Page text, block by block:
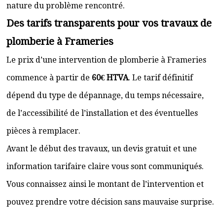
nature du problème rencontré.
Des tarifs transparents pour vos travaux de
plomberie à Frameries
Le prix d’une intervention de plomberie à Frameries
commence à partir de 60€ HTVA. Le tarif définitif
dépend du type de dépannage, du temps nécessaire,
de l’accessibilité de l’installation et des éventuelles
pièces à remplacer.
Avant le début des travaux, un devis gratuit et une
information tarifaire claire vous sont communiqués.
Vous connaissez ainsi le montant de l’intervention et
pouvez prendre votre décision sans mauvaise surprise.